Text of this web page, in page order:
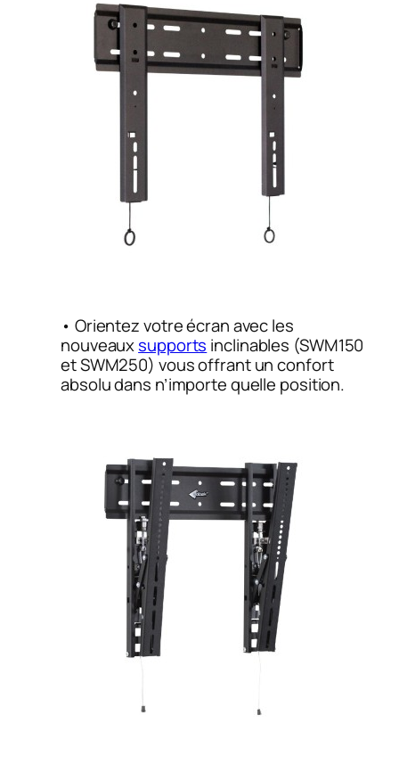
• Orientez votre écran avec les
nouveauxsupports inclinables (SWM150
et SWM250) vous offrant un confort
absolu dans n’importe quelle position.